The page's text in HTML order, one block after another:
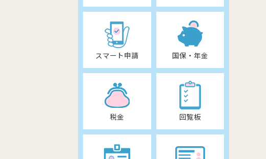
スマート申請 国保・年金
税金 回覧板